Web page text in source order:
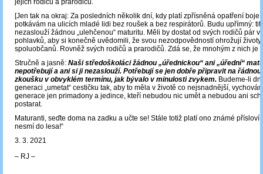
jejich rodičů a prarodičů.
[Jen tak na okraj: Za posledních několik dní, kdy platí zpřísněná opatření boje
potkávám na ulicích mladé lidi bez roušek a bez respirátorů. Budu upřímný:
nezaslouží žádnou „ulehčenou“ maturitu. Měli by dostat od svých rodičů pár
pohlavků, aby si konečně uvědomili, že svou nezodpovědností ohrožují životy
spoluobčanů. Rovněž svých rodičů a prarodičů. Zdá se, že mnohým z nich je
Stručně a jasně: Naši středoškoláci žádnou „úřednickou“ ani „úřední“
nepotřebují a ani si ji nezaslouží. Potřebují se jen dobře připravit na
zkoušku v obvyklém termínu, jak bývalo v minulosti zvykem. Budeme-li
generaci „umetat“ cestičku tak, aby to měla v životě co nejsnadnější,
generace jen primadony a jedince, kteří nebudou nic umět a nebudou ani
postarat.
Maturanti, seďte doma na zadku a učte se! Stále totiž platí ono známé přísloví:
nesmí do lesa!“
3. 3. 2021
‒ RJ ‒